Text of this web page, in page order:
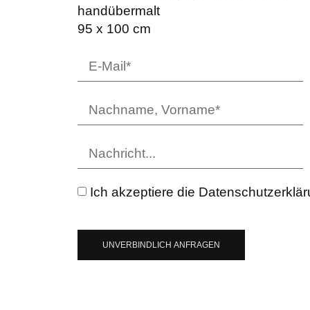
handübermalt
95 x 100 cm
Ich akzeptiere die
UNVERBINDLICH ANFRAGEN